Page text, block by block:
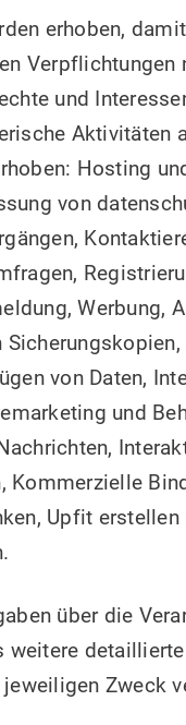
erhoben,
Verpflichtungen
und
Aktivitäten
Hosting
von
Werbung,
von Daten,
und
Kommerzielle
Upfit erstellen
über die
weitere
Zweck